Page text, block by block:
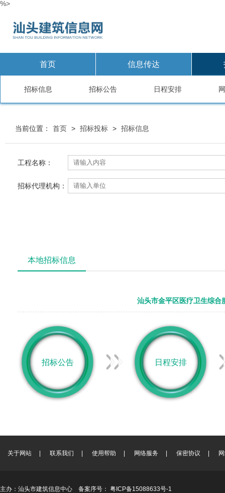
%>
首页 信息传达
招标信息 招标公告 日程安排
当前位置： 首页 > 招标投标 > 招标信息
工程名称：
招标代理机构：
本地招标信息
汕头市金平区医疗卫生综合
招标公告 日程安排
关于网站 | 联系我们 | 使用帮助 | 网络服务 | 保密协议 |
主办：汕头市建筑信息中心 备案序号： 粤ICP备15088633号-1